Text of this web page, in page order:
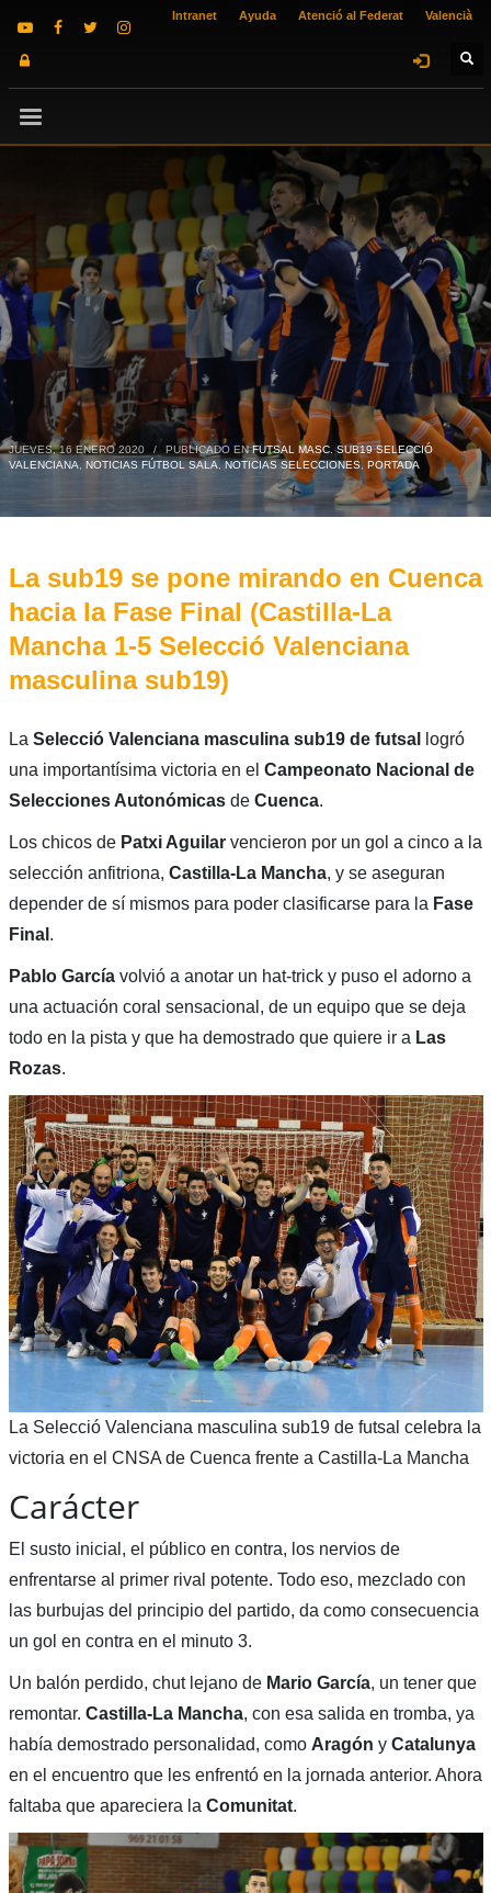
Intranet Ayuda Atenció al Federat Valencià
JUEVES, 16 ENERO 2020 / PUBLICADO ENFUTSAL MASC. SUB19 SELECCIÓ
VALENCIANA, NOTICIAS FÚTBOL SALA,NOTICIAS SELECCIONES, PORTADA
La sub19 se pone mirando en Cuenca
hacia la Fase Final (Castilla-La
Mancha 1-5 Selecció Valenciana
masculina sub19)
La Selecció Valenciana masculina sub19 de futsal
logró
una importantísima victoria en el Campeonato Nacional de
Selecciones Autonómicasde Cuenca.
Los chicos de Patxi Aguilarvencieron por un gol a cinco a la
selección anfitriona, Castilla-La Mancha, y se aseguran
depender de sí mismos para poder clasificarse para la Fase
Final .
Pablo Garcíavolvió a anotar un hat-trick y puso el adorno a
una actuación coral sensacional, de un equipo que se deja
todo en la pista y que ha demostrado que quiere ir a Las
Rozas.
La Selecció Valenciana masculina sub19 de futsal celebra la
victoria en el CNSA de Cuenca frente a Castilla-La Mancha
Carácter
El susto inicial, el público en contra, los nervios de
enfrentarse al primer rival potente. Todo eso, mezclado con
las burbujas del principio del partido, da como consecuencia
un gol en contra en el minuto 3.
Un balón perdido, chut lejano de Mario García, un tener que
remontar. Castilla-La Mancha, con esa salida en tromba, ya
había demostrado personalidad, como Aragón y Catalunya
en el encuentro que les enfrentó en la jornada anterior. Ahora
faltaba que apareciera la Comunitat.